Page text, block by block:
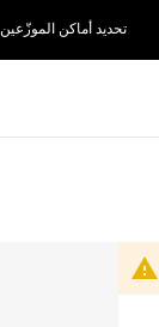
تحديد أماكن الموزّعين